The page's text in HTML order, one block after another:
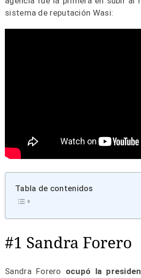
sistema de reputación Wasi:
Tabla de contenidos
#1 Sandra Forero
Sandra Forero ocupó la